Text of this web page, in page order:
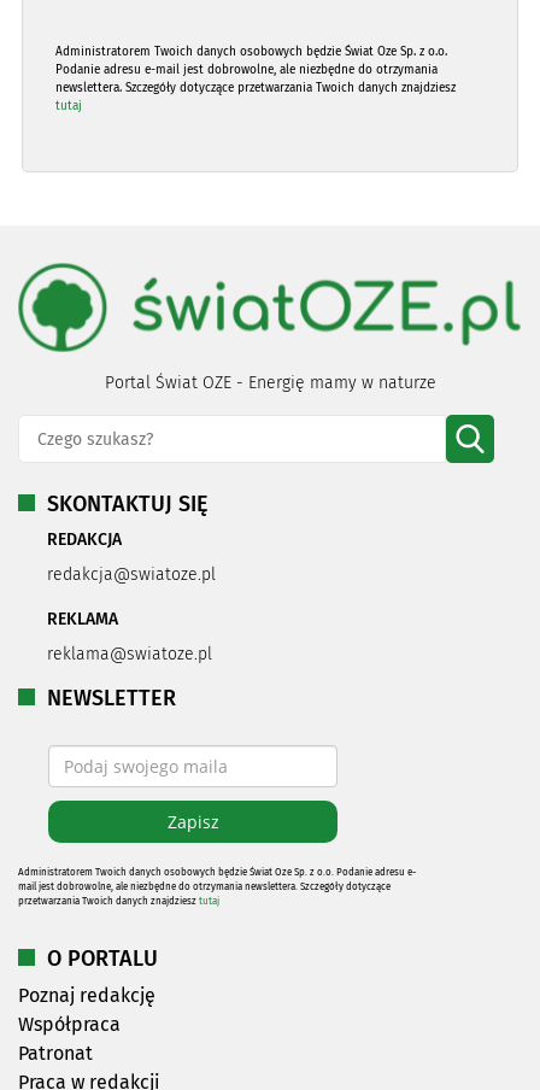
Administratorem Twoich danych osobowych będzie Świat Oze Sp. z o.o.
Podanie adresu e-mail jest dobrowolne, ale niezbędne do otrzymania
newslettera. Szczegóły dotyczące przetwarzania Twoich danych znajdziesz
tutaj
Portal Świat OZE - Energię mamy w naturze
SKONTAKTUJ SIĘ
REDAKCJA
redakcja@swiatoze.pl
REKLAMA
reklama@swiatoze.pl
NEWSLETTER
Administratorem Twoich danych osobowych będzie Świat Oze Sp. z o.o. Podanie adresu e-
mail jest dobrowolne, ale niezbędne do otrzymania newslettera. Szczegóły dotyczące
przetwarzania Twoich danych znajdziesz tutaj
O PORTALU
Poznaj redakcję
Współpraca
Patronat
Praca w redakcji